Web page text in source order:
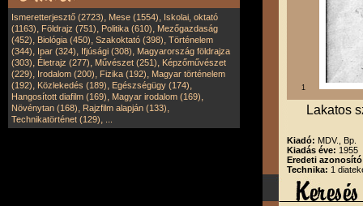
Ismeretterjesztő (2723), Mese (1554), Iskolai, oktató
(1163), Földrajz (751), Politika (610), Mezőgazdaság
(452), Biológia (450), Szakoktató (398), Történelem
(344), Ipar (324), Ifjúsági (308), Magyarország földrajza
(303), Életrajz (277), Művészet (251), Képzőművészet
(229), Irodalom (200), Fizika (192), Magyar történelem
(192), Közlekedés (189), Egészségügy (174),
Hangosított diafilm (169), Magyar irodalom (169),
Növénytan (168), Rajzfilm alapján (133),
Technikatörténet (129),
1
Lakatos
Kiadó: MDV., Bp.
Kiadás éve: 1955
Eredeti
Technika: 1